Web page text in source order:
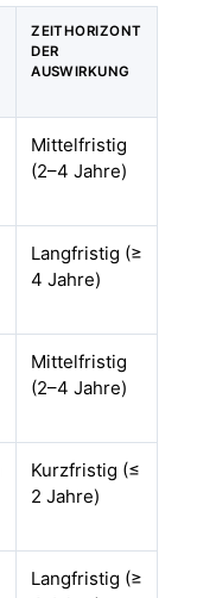
ZEITHORIZONT
DER
AUSWIRKUNG
Mittelfristig
(2–4 Jahre)
Langfristig (≥
4 Jahre)
Mittelfristig
(2–4 Jahre)
Kurzfristig (≤
2 Jahre)
Langfristig (≥